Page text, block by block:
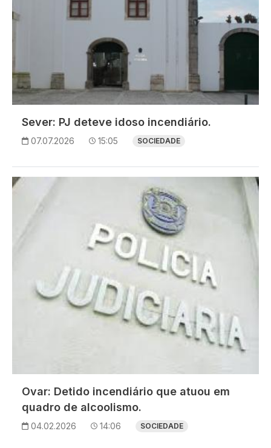
Sever: PJ deteve idoso incendiário.
07.07.2026 15:05 SOCIEDADE
Imagem
Ovar: Detido incendiário que atuou em
quadro de alcoolismo.
04.02.2026 14:06 SOCIEDADE